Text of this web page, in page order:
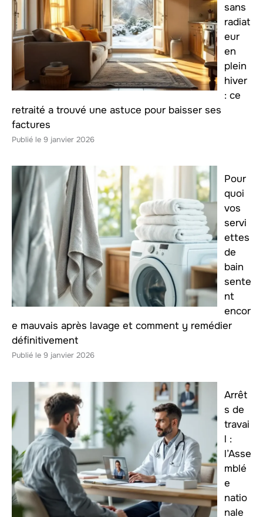
sans
radiat
eur
en
plein
hiver
: ce
retraité a trouvé une astuce pour baisser ses
factures
9 janvier 2026
Pour
quoi
vos
servi
ettes
de
bain
sente
nt
encor
e mauvais après lavage et comment y remédier
définitivement
9 janvier 2026
Arrêt
s de
travai
l :
l’Asse
mblé
e
natio
nale